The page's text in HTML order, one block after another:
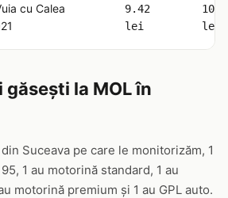
cu Calea
9.42
lei
lei
la MOL în
Suceava pe care le monitorizăm, 1
1 au motorină standard, 1 au
motorină premium și 1 au GPL auto.